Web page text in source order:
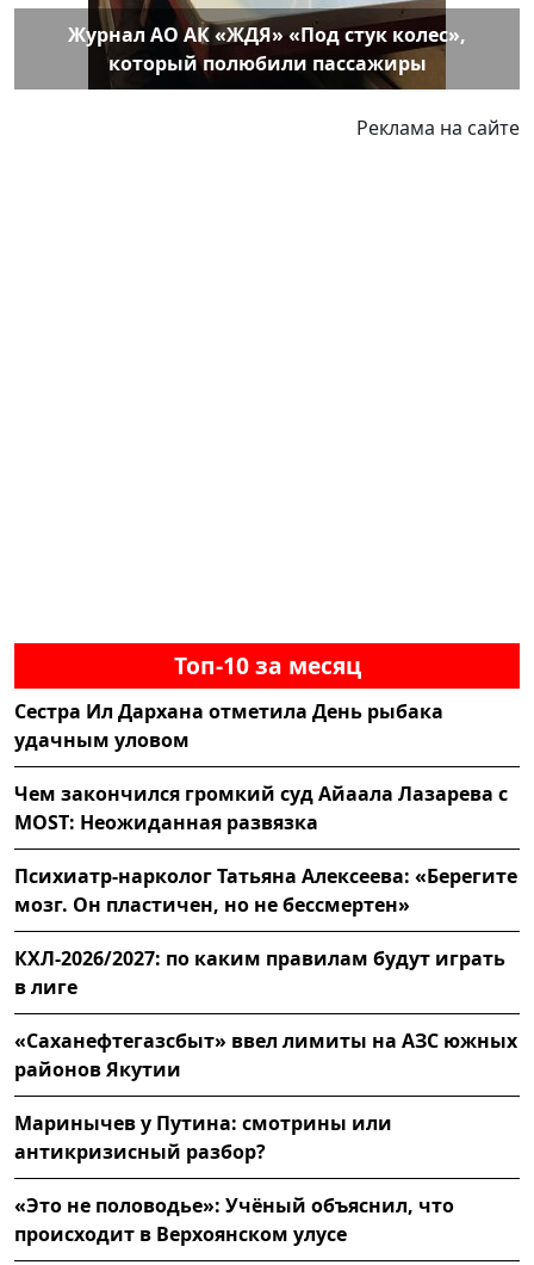
Журнал АО АК «ЖДЯ» «Под стук колес»,
который полюбили пассажиры
Реклама на сайте
Топ-10 за месяц
Сестра Ил Дархана отметила День рыбака
удачным уловом
Чем закончился громкий суд Айаала Лазарева с
MOST: Неожиданная развязка
Психиатр-нарколог Татьяна Алексеева: «Берегите
мозг. Он пластичен, но не бессмертен»
КХЛ-2026/2027: по каким правилам будут играть
в лиге
«Саханефтегазсбыт» ввел лимиты на АЗС южных
районов Якутии
Маринычев у Путина: смотрины или
антикризисный разбор?
«Это не половодье»: Учёный объяснил, что
происходит в Верхоянском улусе